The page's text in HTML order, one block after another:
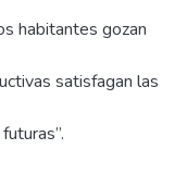
habitantes gozan
satisfagan las